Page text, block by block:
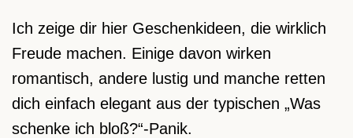
Ich zeige dir hier Geschenkideen, die wirklich
Freude machen. Einige davon wirken
romantisch, andere lustig und manche retten
dich einfach elegant aus der typischen „Was
schenke ich bloß?“-Panik.